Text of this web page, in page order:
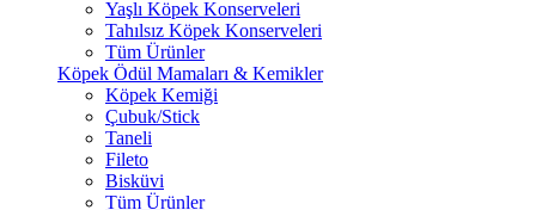
Yaşlı Köpek Konserveleri
Tahılsız Köpek Konserveleri
Tüm Ürünler
Köpek Ödül Mamaları & Kemikler
Köpek Kemiği
Çubuk/Stick
Taneli
Fileto
Bisküvi
Tüm Ürünler